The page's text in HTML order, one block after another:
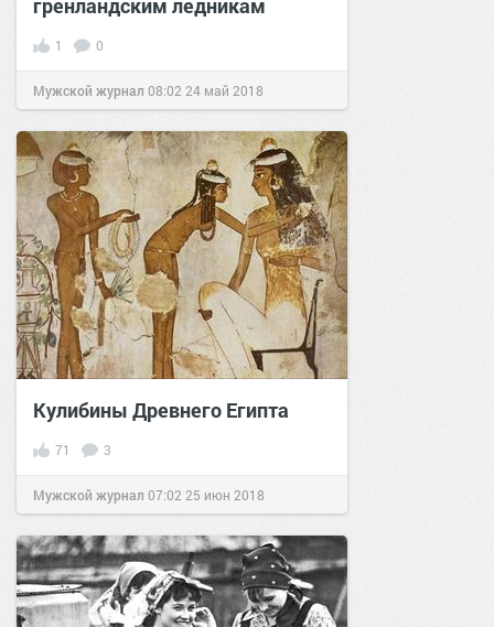
гренландским ледникам
1 0
Мужской журнал 08:02 24 май 2018
Кулибины Древнего Египта
71 3
Мужской журнал 07:02 25 июн 2018